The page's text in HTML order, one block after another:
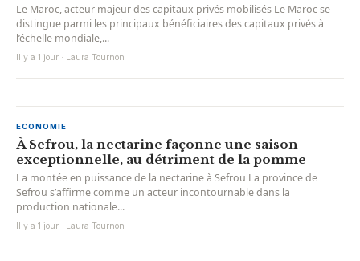
Le Maroc, acteur majeur des capitaux privés mobilisés Le Maroc se
distingue parmi les principaux bénéficiaires des capitaux privés à
l’échelle mondiale,...
Il y a 1 jour · Laura Tournon
ECONOMIE
À Sefrou, la nectarine façonne une saison
exceptionnelle, au détriment de la pomme
La montée en puissance de la nectarine à Sefrou La province de
Sefrou s’affirme comme un acteur incontournable dans la
production nationale...
Il y a 1 jour · Laura Tournon